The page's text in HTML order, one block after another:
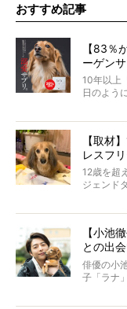
おすすめ記事
【83％
ーゲン
10年以上
日のよう
のこと
も生き
代の犬の
というの
それを効
こでわた
『Ta-Ta(
愛犬家
ータ)。健
か届きま
【取材
レスフ
12歳を超
ジェンド
オーナ
く」と
育てられ
たという
【小池
との出
れてー
俳優の小
子「ラナ
ラナは
と顔を